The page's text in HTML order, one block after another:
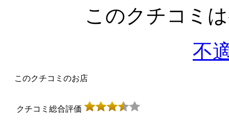
このクチコミ
不
このクチコミのお店
クチコミ総合評価